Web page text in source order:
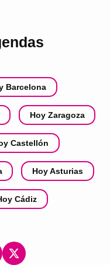
Barcelona
Hoy Zaragoza
Castellón
Hoy Asturias
Cádiz